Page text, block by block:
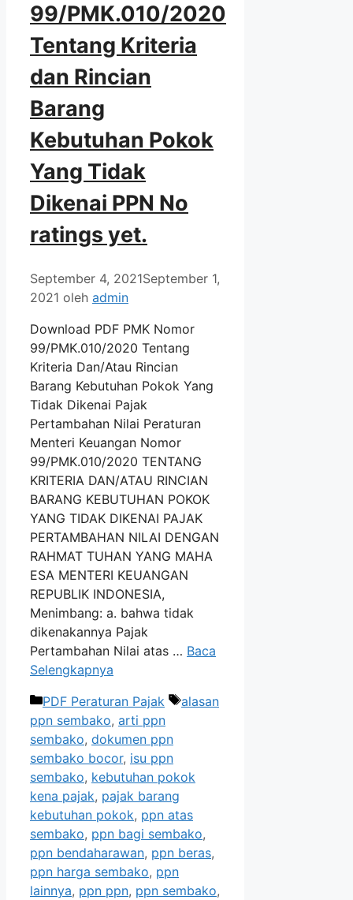
99/PMK.010/2020
Tentang Kriteria
dan Rincian
Barang
Kebutuhan Pokok
Yang Tidak
Dikenai PPN No
ratings yet.
September 4, 2021September 1,
2021 oleh admin
Download PDF PMK Nomor
99/PMK.010/2020 Tentang
Kriteria Dan/Atau Rincian
Barang Kebutuhan Pokok Yang
Tidak Dikenai Pajak
Pertambahan Nilai Peraturan
Menteri Keuangan Nomor
99/PMK.010/2020 TENTANG
KRITERIA DAN/ATAU RINCIAN
BARANG KEBUTUHAN POKOK
YANG TIDAK DIKENAI PAJAK
PERTAMBAHAN NILAI DENGAN
RAHMAT TUHAN YANG MAHA
ESA MENTERI KEUANGAN
REPUBLIK INDONESIA,
Menimbang: a. bahwa tidak
dikenakannya Pajak
Pertambahan Nilai atas … Baca
Selengkapnya
Kategori
PDF Peraturan Pajak Tag
alasan
ppn sembako, arti ppn
sembako, dokumen ppn
sembako bocor, isu ppn
sembako, kebutuhan pokok
kena pajak, pajak barang
kebutuhan pokok, ppn atas
sembako, ppn bagi sembako,
ppn bendaharawan, ppn beras,
ppn harga sembako, ppn
lainnya, ppn ppn, ppn sembako,